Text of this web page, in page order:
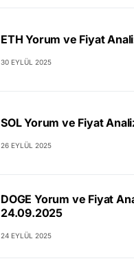
ETH Yorum ve Fiyat
30 EYLÜL 2025
SOL Yorum ve Fiyat
26 EYLÜL 2025
DOGE Yorum ve Fiyat
24.09.2025
24 EYLÜL 2025